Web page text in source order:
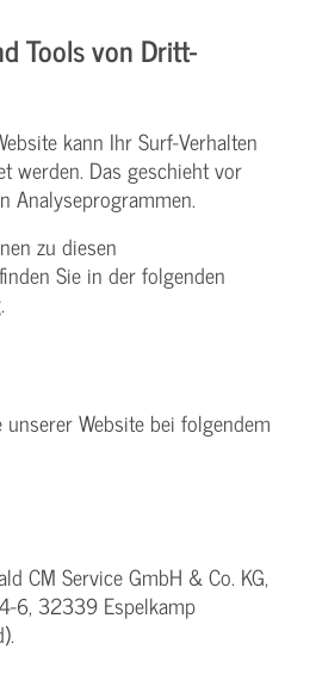
Tools von Dritt­
kann Ihr Surf-Verhalten
werden. Das geschieht vor
Analyseprogrammen.
zu diesen
Sie in der folgenden
Website bei folgendem
CM Service GmbH & Co. KG,
6, 32339 Espelkamp